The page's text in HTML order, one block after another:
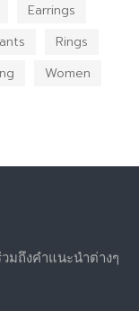
Earrings
Rings
Women
มถึงคำแนะนำต่างๆ